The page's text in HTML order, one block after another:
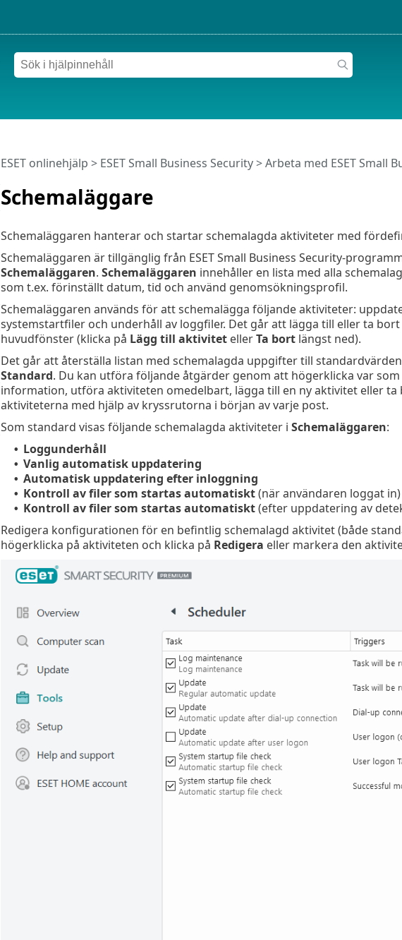
Schemaläggare
ESET onlinehjälp > ESET Small Business Security>Arbeta med ESET Small
Schemaläggaren hanterar och startar schemalagda aktiviteter med
Schemaläggaren är tillgänglig från ESET Small Business Security-
Schemaläggaren. Schemaläggaren innehåller en lista med alla
som t.ex. förinställt datum, tid och använd genomsökningsprofil.
Schemaläggaren används för att schemalägga följande aktiviteter:
systemstartfiler och underhåll av loggfiler. Det går att lägga till eller ta
huvudfönster (klicka på Lägg till aktivitetellerTa bortlängst ned).
Det går att återställa listan med schemalagda uppgifter till
Standard. Du kan utföra följande åtgärder genom att högerklicka var
information, utföra aktiviteten omedelbart, lägga till en ny aktivitet eller
aktiviteterna med hjälp av kryssrutorna i början av varje post.
Som standard visas följande schemalagda aktiviteter i Schemaläggaren:
• Loggunderhåll
• Vanlig automatisk uppdatering
• Automatisk uppdatering efter inloggning
• Kontroll av filer som startas automatiskt(när användaren loggat in)
• Kontroll av filer som startas automatiskt(efter uppdatering av
Redigera konfigurationen för en befintlig schemalagd aktivitet (både
högerklicka på aktiviteten och klicka på Redigera eller markera den